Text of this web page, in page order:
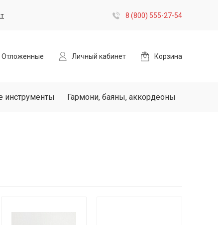
8 (800) 555-27-54
Отложенные Личный кабинет Корзина
инструменты Гармони, баяны, аккордеоны